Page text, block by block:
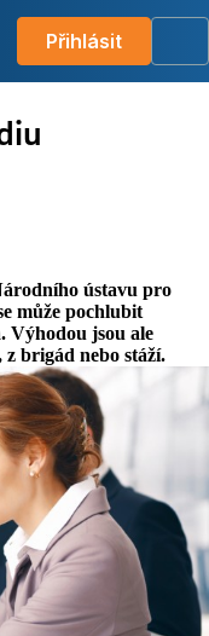
Přihlásit
ústavu pro
může pochlubit
Výhodou jsou ale
brigád nebo stáží.